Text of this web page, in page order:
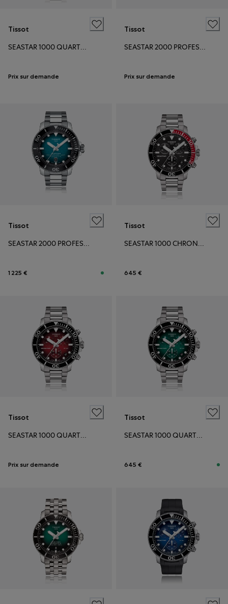
Tissot
SEASTAR 1000 QUARTZ CHRONOGRAPH
Prix sur demande
Tissot
SEASTAR 2000 PROFESSIONAL POWERMATIC 80
Prix sur demande
Tissot
SEASTAR 2000 PROFESSIONAL POWERMATIC 80
1 225 €
Tissot
SEASTAR 1000 CHRONOGRAPH
645 €
Tissot
SEASTAR 1000 QUARTZ CHRONOGRAPH
Prix sur demande
Tissot
SEASTAR 1000 QUARTZ CHRONOGRAPH
645 €